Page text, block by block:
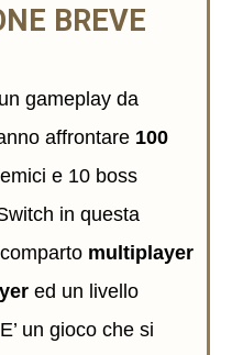
BREVE
gameplay da
affrontare 100
e 10 boss
in questa
multiplayer
ed un livello
un gioco che si